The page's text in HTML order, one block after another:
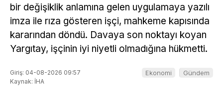
bir değişiklik anlamına gelen uygulamaya yazılı
imza ile rıza gösteren işçi, mahkeme kapısında
kararından döndü. Davaya son noktayı koyan
Yargıtay, işçinin iyi niyetli olmadığına hükmetti.
Giriş: 04-08-2026 09:57
Kaynak: İHA
Ekonomi Gündem